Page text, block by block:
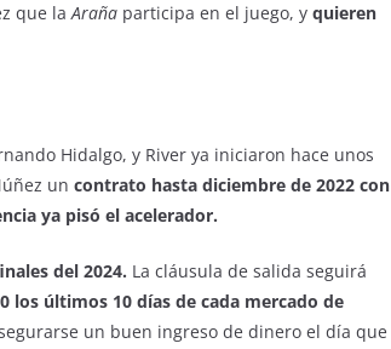
que laAraña participa en el juego, y quieren
Hidalgo, y River ya iniciaron hace unos
un contrato hasta diciembre de 2022 con
ya pisó el acelerador.
del 2024. La cláusula de salida seguirá
los últimos 10 días de cada mercado de
un buen ingreso de dinero el día que